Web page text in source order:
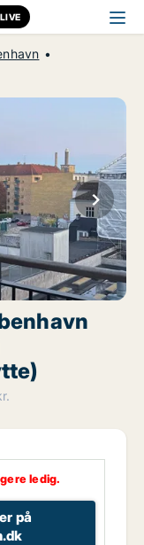
LIVE
ledig.
på